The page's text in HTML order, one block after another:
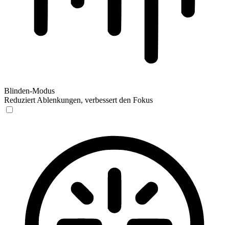
Blinden-Modus
Reduziert Ablenkungen, verbessert den Fokus